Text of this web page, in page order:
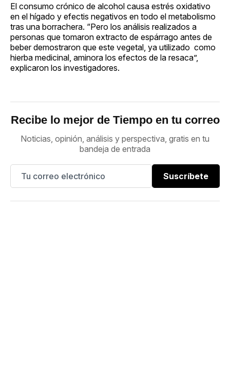
El consumo crónico de alcohol causa estrés oxidativo
en el hígado y efectis negativos en todo el metabolismo
tras una borrachera. “Pero los análisis realizados a
personas que tomaron extracto de espárrago antes de
beber demostraron que este vegetal, ya utilizado como
hierba medicinal, aminora los efectos de la resaca”,
explicaron los investigadores.
Recibe lo mejor de Tiempo en tu correo
Noticias, opinión, análisis y perspectiva, gratis en tu
bandeja de entrada
Suscríbete